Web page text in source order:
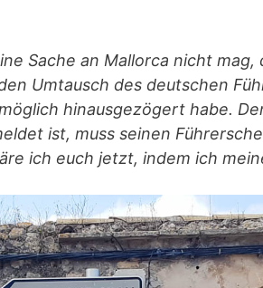
Sache an Mallorca nicht
Umtausch des deutschen
hinausgezögert habe.
ist, muss seinen
ich euch jetzt, indem ich